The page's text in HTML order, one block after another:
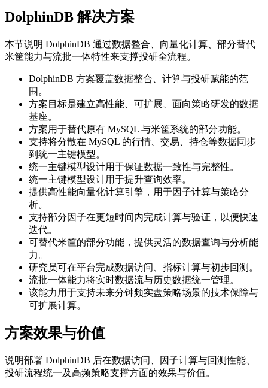
DolphinDB 解决方案
本节说明 DolphinDB 通过数据整合、向量化计算、部分替代
米筐能力与流批一体特性来支撑投研全流程。
DolphinDB 方案覆盖数据整合、计算与投研赋能的范
围。
方案目标是建立高性能、可扩展、面向策略研发的数据
基座。
方案用于替代原有 MySQL 与米筐系统的部分功能。
支持将分散在 MySQL 的行情、交易、持仓等数据同步
到统一主键模型。
统一主键模型设计用于保证数据一致性与完整性。
统一主键模型设计用于提升查询效率。
提供高性能向量化计算引擎，用于因子计算与策略分
析。
支持部分因子在更短时间内完成计算与验证，以便快速
迭代。
可替代米筐的部分功能，提供灵活的数据查询与分析能
力。
研究员可在平台完成数据访问、指标计算与初步回测。
流批一体能力将实时数据流与历史数据统一管理。
该能力用于支持未来分钟频实盘策略场景的技术保障与
可扩展计算。
方案效果与价值
说明部署 DolphinDB 后在数据访问、因子计算与回测性能、
投研流程统一及高频策略支撑方面的效果与价值。